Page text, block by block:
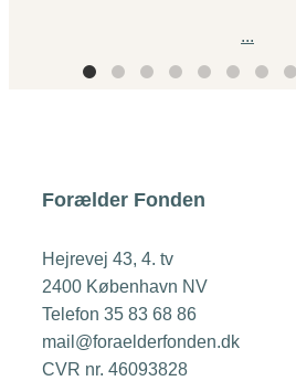
...
Forælder Fonden
Hejrevej 43, 4. tv
2400 København NV
Telefon 35 83 68 86
mail@foraelderfonden.dk
CVR nr. 46093828